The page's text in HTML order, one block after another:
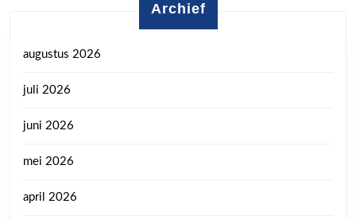
Archief
augustus 2026
juli 2026
juni 2026
mei 2026
april 2026